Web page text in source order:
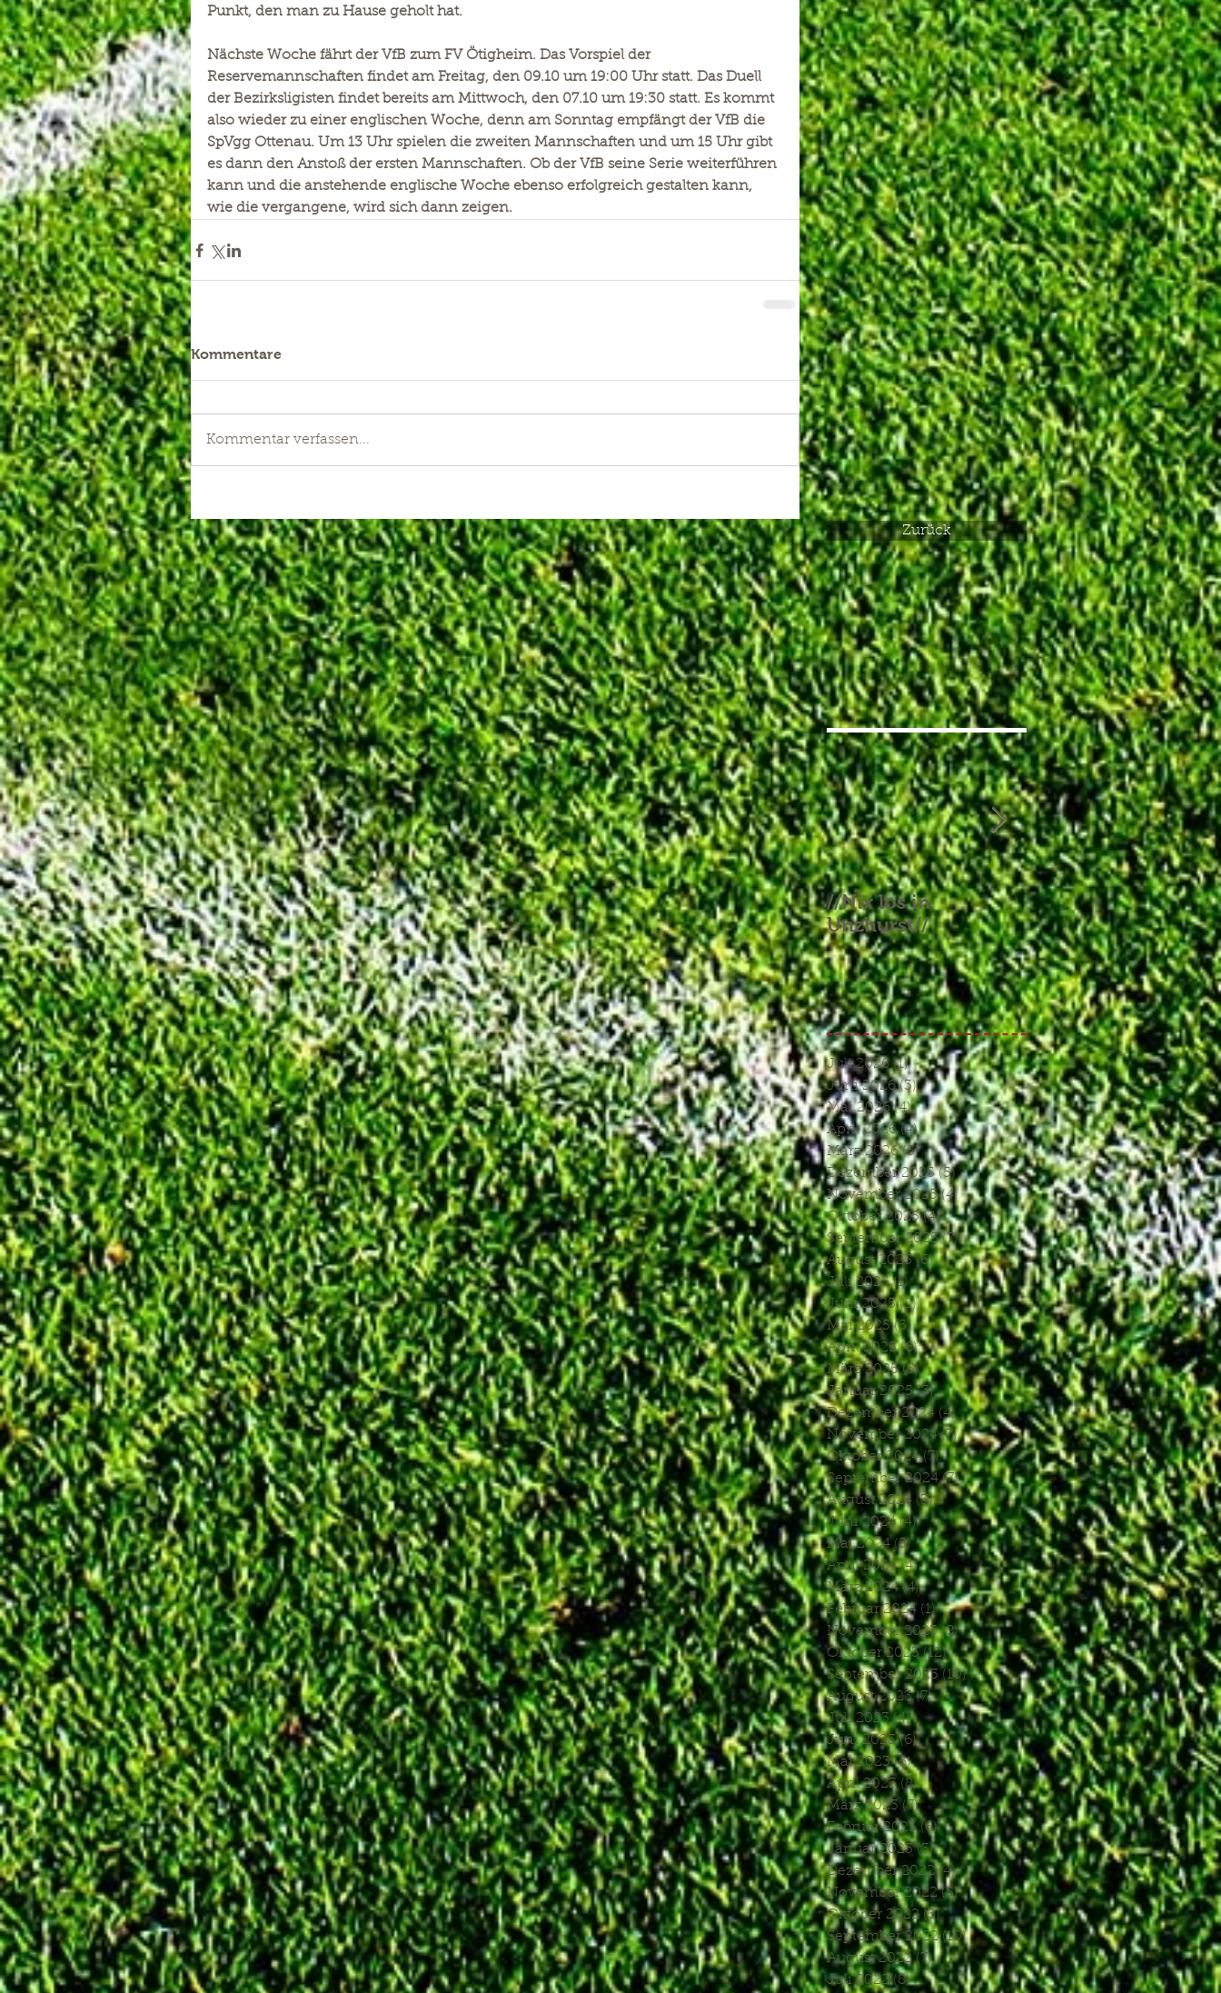
Punkt, den man zu Hause geholt hat.
Nächste Woche fährt der VfB zum FV Ötigheim. Das Vorspiel der
Reservemannschaften findet am Freitag, den 09.10 um 19:00 Uhr statt. Das Duell
der Bezirksligisten findet bereits am Mittwoch, den 07.10 um 19:30 statt. Es kommt
also wieder zu einer englischen Woche, denn am Sonntag empfängt der VfB die
SpVgg Ottenau. Um 13 Uhr spielen die zweiten Mannschaften und um 15 Uhr gibt
es dann den Anstoß der ersten Mannschaften. Ob der VfB seine Serie weiterführen
kann und die anstehende englische Woche ebenso erfolgreich gestalten kann,
wie die vergangene, wird sich dann zeigen.
Kommentare
Kommentar verfassen...
Zurück
//Nix los in
Unzhurst//
//Aufgebrauchtes
Glück und ein
Endspiel, das keines
war//
Juli 2026 (1)1 Beitrag
Juni 2026 (3)3 Beiträge
Mai 2026 (4)4 Beiträge
April 2026 (4)4 Beiträge
März 2026 (5)5 Beiträge
Dezember 2025 (5)5 Beiträge
November 2025 (4)4 Beiträge
Oktober 2025 (4)4 Beiträge
September 2025 (7)7 Beiträge
August 2025 (6)6 Beiträge
Juli 2025 (1)1 Beitrag
Juni 2025 (2)2 Beiträge
Mai 2025 (5)5 Beiträge
April 2025 (6)6 Beiträge
März 2025 (5)5 Beiträge
Januar 2025 (3)3 Beiträge
Dezember 2024 (4)4 Beiträge
November 2024 (7)7 Beiträge
Oktober 2024 (7)7 Beiträge
September 2024 (7)7 Beiträge
August 2024 (3)3 Beiträge
Juni 2024 (4)4 Beiträge
Mai 2024 (5)5 Beiträge
April 2024 (4)4 Beiträge
März 2024 (4)4 Beiträge
Februar 2024 (1)1 Beitrag
November 2023 (8)8 Beiträge
Oktober 2023 (12)12 Beiträge
September 2023 (10)10 Beiträge
August 2023 (7)7 Beiträge
Juli 2023 (4)4 Beiträge
Juni 2023 (6)6 Beiträge
Mai 2023 (6)6 Beiträge
April 2023 (8)8 Beiträge
März 2023 (7)7 Beiträge
Februar 2023 (6)6 Beiträge
Januar 2023 (3)3 Beiträge
Dezember 2022 (4)4 Beiträge
November 2022 (5)5 Beiträge
Oktober 2022 (5)5 Beiträge
September 2022 (10)10 Beiträge
August 2022 (7)7 Beiträge
Juli 2022 (8)8 Beiträge